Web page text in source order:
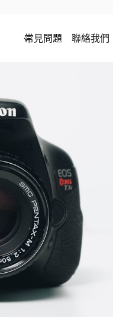
常見問題 聯絡我們